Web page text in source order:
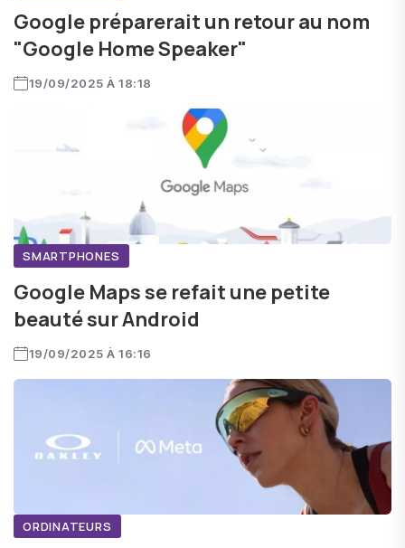
Google préparerait un retour au nom
"Google Home Speaker"
19/09/2025 À 18:18
SMARTPHONES
Google Maps se refait une petite
beauté sur Android
19/09/2025 À 16:16
ORDINATEURS